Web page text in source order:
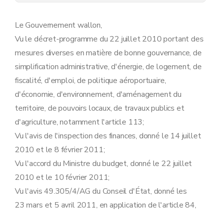
Art. 18
Le Gouvernement wallon,
Vu le décret-programme du 22 juillet 2010 portant des
mesures diverses en matière de bonne gouvernance, de
simplification administrative, d'énergie, de logement, de
fiscalité, d'emploi, de politique aéroportuaire,
d'économie, d'environnement, d'aménagement du
territoire, de pouvoirs locaux, de travaux publics et
d'agriculture, notamment l'article 113;
Vu l'avis de l'inspection des finances, donné le 14 juillet
2010 et le 8 février 2011;
Vu l'accord du Ministre du budget, donné le 22 juillet
2010 et le 10 février 2011;
Vu l'avis 49.305/4/AG du Conseil d'État, donné les
23 mars et 5 avril 2011, en application de l'article 84,